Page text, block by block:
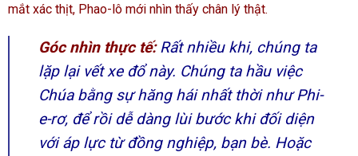
mắt xác thịt, Phao-lô mới nhìn thấy chân lý thật.
Góc nhìn thực tế: Rất nhiều khi, chúng ta
lặp lại vết xe đổ này. Chúng ta hầu việc
Chúa bằng sự hăng hái nhất thời như Phi-
e-rơ, để rồi dễ dàng lùi bước khi đối diện
với áp lực từ đồng nghiệp, bạn bè. Hoặc